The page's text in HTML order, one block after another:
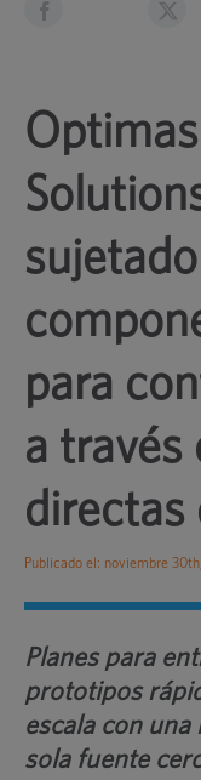
para
a través
directas
Publicado el: noviembre
Planes para
prototipos
escala con
sola fuente